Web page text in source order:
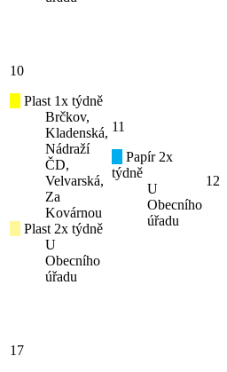
10
Plast 1x týdně
Brčkov,
Kladenská,
Nádraží
ČD,
Velvarská,
Za
Kovárnou
Plast 2x týdně
U
Obecního
úřadu
11
Papír 2x
týdně
U
Obecního
úřadu
12
17